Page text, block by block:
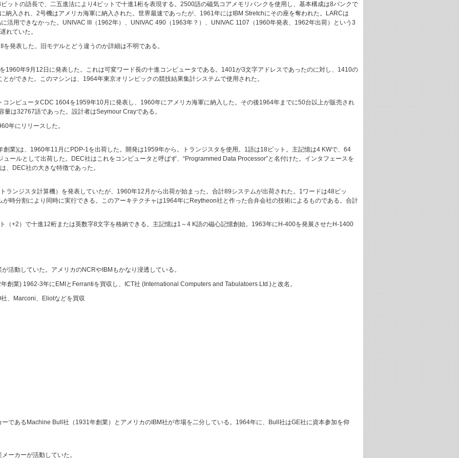
ットの語長で、二五進法により4ビットで十進1桁を表現する。2500語の磁気コアメモリバンクを使用し、基本構成は8バンクで
入され、2号機はアメリカ海軍に納入された。世界最速であったが、1961年にはIBM Stretchにその座を奪われた。LARCは
活用できなかった。UNIVAC III（1962年）、UNIVAC 490（1963年？）、UNIVAC 1107（1960年発表、1962年出荷）という3
れていた。
発表した。旧モデルとどう違うのか詳細は不明である。
1960年9月12日に発表した。これは可変ワード長の十進コンピュータである。1401が3文字アドレスであったのに対し、1410の
ができた。このマシンは、1964年東京オリンピックの競技結果集計システムで使用された。
ンピュータCDC 1604を1959年10月に発表し、1960年にアメリカ海軍に納入した。その後1964年までに50台以上が販売され
は32767語であった。設計者はSeymour Crayである。
年にリリースした。
業)は、1960年11月にPDP-1を出荷した。開発は1959年から。トランジスタを使用。1語は18ビット。主記憶は4 KWで、64
ールとして出荷した。DEC社はこれをコンピュータと呼ばず、“Programmed Data Processor”と名付けた。インタフェースを
、DEC社の大きな特徴であった。
ランジスタ計算機）を発表していたが、1960年12月から出荷が始まった。合計89システムが出荷された。1ワードは48ビッ
時分割により同時に実行できる。このアーキテクチャは1964年にReytheon社と作った合弁会社の技術によるものである。合計
（+2）で十進12桁または英数字8文字を格納できる。主記憶は1～4 K語の磁心記憶創始。1963年にH-400を発展させたH-1400
活動していた。アメリカのNCRやIBMもかなり浸透している。
業) 1962-3年にEMIとFerrantiを買収し、ICT社 (International Computers and Tabulatoers Ltd.)と改名。
Marconi、Eliotなどを買収
であるMachine Bull社（1931年創業）とアメリカのIBM社が市場を二分している。1964年に、Bull社はGE社に資本参加を仰
ーカーが活動していた。